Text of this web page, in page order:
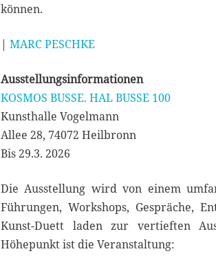
können.
| MARC PESCHKE
Ausstellungsinformationen
KOSMOS BUSSE. HAL BUSSE 100
Kunsthalle Vogelmann
Allee 28, 74072 Heilbronn
Bis 29.3. 2026
Die Ausstellung wird von einem
Führungen, Workshops, Gespräche,
Kunst-Duett laden zur vertieften
Höhepunkt ist die Veranstaltung: